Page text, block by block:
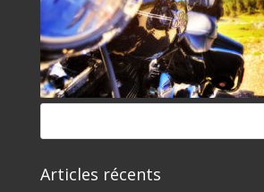
Articles récents